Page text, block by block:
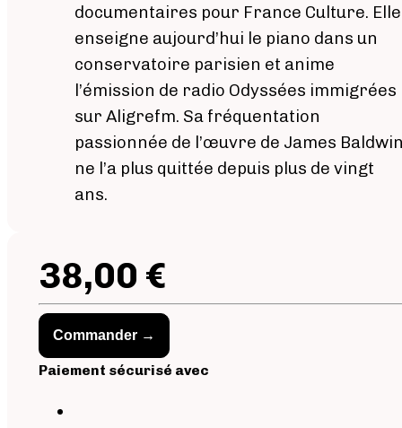
documentaires pour France Culture. Elle
enseigne aujourd’hui le piano dans un
conservatoire parisien et anime
l’émission de radio Odyssées immigrées
sur Aligrefm. Sa fréquentation
passionnée de l’œuvre de James
ne l’a plus quittée depuis plus de vingt
ans.
38,00 €
Commander →
Paiement sécurisé avec